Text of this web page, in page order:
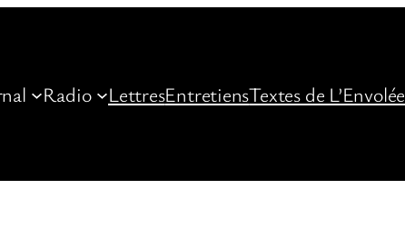
Radio LettresEntretiensTextes de L’Envolée